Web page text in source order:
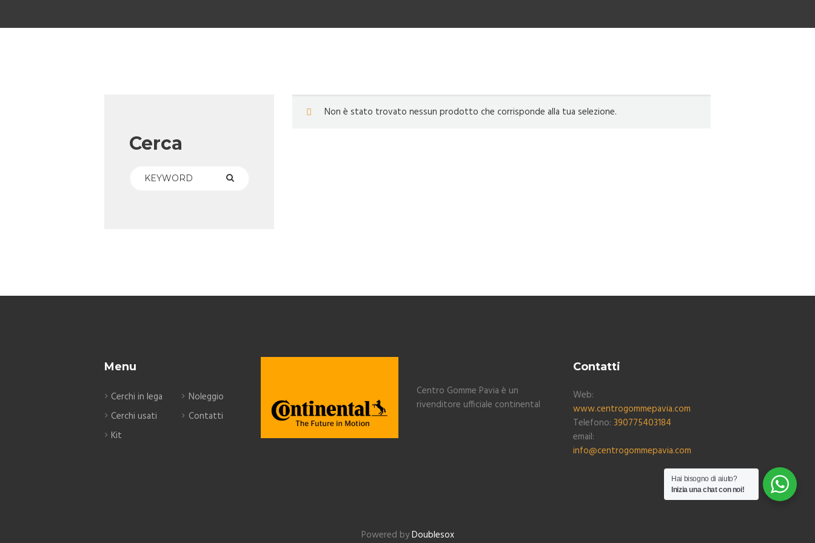
Non è stato trovato nessun prodotto che corrisponde alla tua selezione.
Cerca
Menu
Cerchi in lega
Cerchi usati
Kit
Noleggio
Contatti
Centro Gomme Pavia è un
rivenditore ufficiale continental
Contatti
Web:
www.centrogommepavia.com
Telefono: 390775403184
email:
info@centrogommepavia.com
Powered byDoublesox
Hai bisogno di aiuto?
Inizia una chat con noi!